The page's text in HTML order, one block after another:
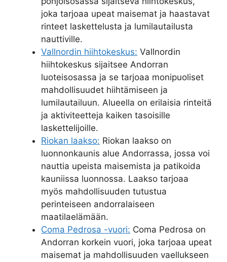
joka tarjoaa upeat maisemat ja haastavat
rinteet laskettelusta ja lumilautailusta
nauttiville.
Vallnordin hiihtokeskus: Vallnordin
hiihtokeskus sijaitsee Andorran
luoteisosassa ja se tarjoaa monipuoliset
mahdollisuudet hiihtämiseen ja
lumilautailuun. Alueella on erilaisia rinteitä
ja aktiviteetteja kaiken tasoisille
laskettelijoille.
Riokan laakso: Riokan laakso on
luonnonkaunis alue Andorrassa, jossa voi
nauttia upeista maisemista ja patikoida
kauniissa luonnossa. Laakso tarjoaa
myös mahdollisuuden tutustua
perinteiseen andorralaiseen
maatilaelämään.
Coma Pedrosa -vuori: Coma Pedrosa on
Andorran korkein vuori, joka tarjoaa upeat
maisemat ja mahdollisuuden vaellukseen